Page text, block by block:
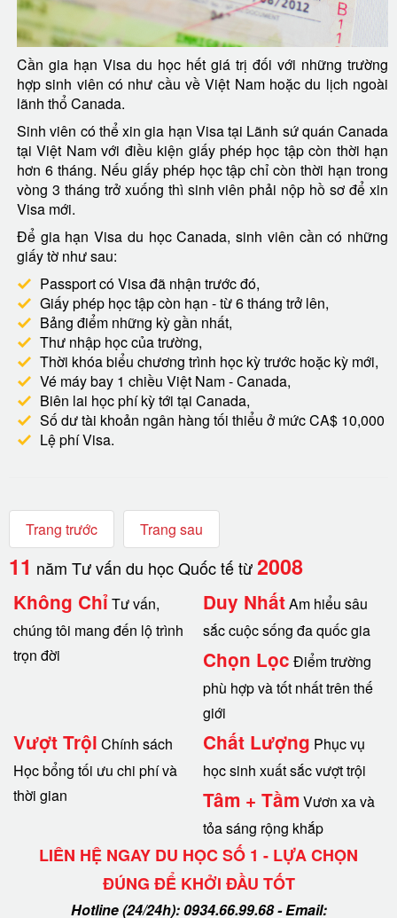
Cần gia hạn Visa du học hết giá trị đối với những trường
hợp sinh viên có như cầu về Việt Nam hoặc du lịch ngoài
lãnh thổ Canada.
Sinh viên có thể xin gia hạn Visa tại Lãnh sứ quán Canada
tại Việt Nam với điều kiện giấy phép học tập còn thời hạn
hơn 6 tháng. Nếu giấy phép học tập chỉ còn thời hạn trong
vòng 3 tháng trở xuống thì sinh viên phải nộp hồ sơ để xin
Visa mới.
Để gia hạn Visa du học Canada, sinh viên cần có những
giấy tờ như sau:
Passport có Visa đã nhận trước đó,
Giấy phép học tập còn hạn - từ 6 tháng trở lên,
Bảng điểm những kỳ gần nhất,
Thư nhập học của trường,
Thời khóa biểu chương trình học kỳ trước hoặc kỳ mới,
Vé máy bay 1 chiều Việt Nam - Canada,
Biên lai học phí kỳ tới tại Canada,
Số dư tài khoản ngân hàng tối thiểu ở mức CA$ 10,000
Lệ phí Visa.
Trang trước Trang sau
11 năm Tư vấn du học Quốc tế từ2008
Không ChỉTư vấn,
chúng tôi mang đến lộ trình
trọn đời
Duy NhấtAm hiểu sâu
sắc cuộc sống đa quốc gia
Chọn Lọc Điểm trường
phù hợp và tốt nhất trên thế
giới
Vượt Trội Chính sách
Học bổng tối ưu chi phí và
thời gian
Chất Lượng Phục vụ
học sinh xuất sắc vượt trội
Tâm + TầmVươn xa và
tỏa sáng rộng khắp
LIÊN HỆ NGAY DU HỌC SỐ 1 - LỰA CHỌN
ĐÚNG ĐỂ KHỞI ĐẦU TỐT
Hotline (24/24h): 0934.66.99.68 - Email: